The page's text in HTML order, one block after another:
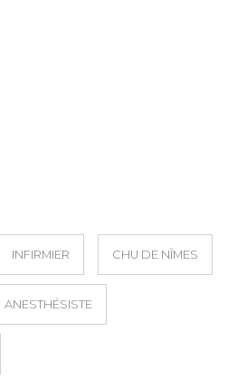
INFIRMIER CHU DE NÎMES
ANESTHÉSISTE